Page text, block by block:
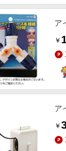
ア
￥
ア
￥